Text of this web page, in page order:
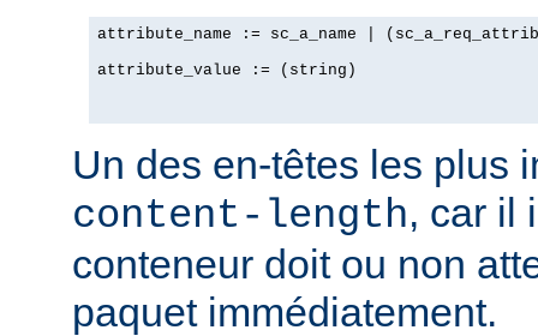
attribute_name := sc_a_name |
attribute_value := (string)
Un des en-têtes les plus
content-length, car il
conteneur doit ou non
paquet immédiatement.